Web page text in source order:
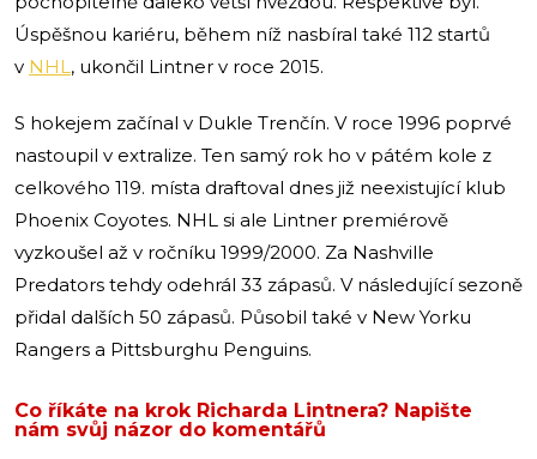
Úspěšnou kariéru, během níž nasbíral také 112 startů
v NHL, ukončil Lintner v roce 2015.
S hokejem začínal v Dukle Trenčín. V roce 1996 poprvé
nastoupil v extralize. Ten samý rok ho v pátém kole z
celkového 119. místa draftoval dnes již neexistující klub
Phoenix Coyotes. NHL si ale Lintner premiérově
vyzkoušel až v ročníku 1999/2000. Za Nashville
Predators tehdy odehrál 33 zápasů. V následující sezoně
přidal dalších 50 zápasů. Působil také v New Yorku
Rangers a Pittsburghu Penguins.
Co říkáte na krok Richarda Lintnera? Napište
nám svůj názor do komentářů